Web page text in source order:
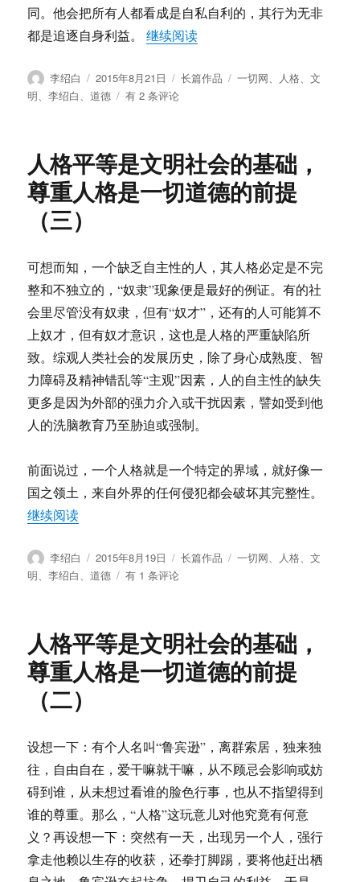
同。他会把所有人都看成是自私自利的，其行为无非
都是追逐自身利益。继续阅读“人格平等是文明社会的基
作
者
李绍白
发
布
2015年8月21日
分
长篇作品
标
一切网、 人格、文
明、李绍白、道德
人
是
文
明
基
础，
尊
重
人
格
是
一
切
道
德
前
提
（四）
有 2 条评论
人格平等是文明社会的基础，
尊重人格是一切道德的前提
（三）
可想而知，一个缺乏自主性的人，其人格必定是不完
整和不独立的，“奴隶”现象便是最好的例证。有的社
会里尽管没有奴隶，但有“奴才”，还有的人可能算不
上奴才，但有奴才意识，这也是人格的严重缺陷所
致。综观人类社会的发展历史，除了身心成熟度、智
力障碍及精神错乱等“主观”因素，人的自主性的缺失
更多是因为外部的强力介入或干扰因素，譬如受到他
人的洗脑教育乃至胁迫或强制。
前面说过，一个人格就是一个特定的界域，就好像一
国之领土，来自外界的任何侵犯都会破坏其完整性。
继续阅读“人格平等是文明社会的基础，尊重人格是一切道
作
者
李绍白
发
布
2015年8月19日
分
长篇作品
标
一切网、 人格、文
明、李绍白、道德
人
是
文
明
基
础，
尊
重
人
格
是
一
切
有 1 条评论
人格平等是文明社会的基础，
尊重人格是一切道德的前提
（二）
设想一下：有个人名叫“鲁宾逊”，离群索居，独来独
往，自由自在，爱干嘛就干嘛，从不顾忌会影响或妨
碍到谁，从未想过看谁的脸色行事，也从不指望得到
谁的尊重。那么，“人格”这玩意儿对他究竟有何意
义？再设想一下：突然有一天，出现另一个人，强行
拿走他赖以生存的收获，还拳打脚踢，要将他赶出栖